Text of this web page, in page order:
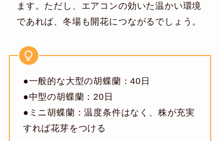
ます。ただし、エアコンの効いた温かい環境
であれば、冬場も開花につながるでしょう。
●一般的な大型の胡蝶蘭：40日
●中型の胡蝶蘭：20日
●ミニ胡蝶蘭：温度条件はなく、株が充実
すれば花芽をつける